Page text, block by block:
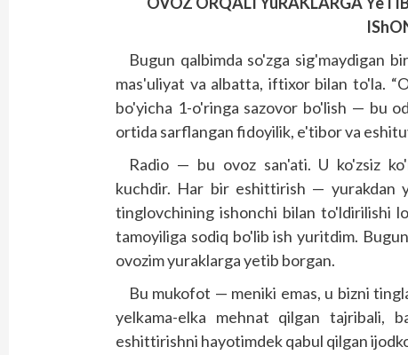
Bugun qalbimda so'zga sig'maydigan
mas'uliyat va albatta, iftixor bilan to'la.
bo'yicha 1-o'ringa sazovor bo'lish — bu
ortida sarflangan fidoyilik, e'tibor va
Radio — bu ovoz san'ati. U ko'zsiz
kuchdir. Har bir eshittirish — yurakdan
tinglovchining ishonchi bilan to'ldirilishi
tamoyiliga sodiq bo'lib ish yuritdim.
ovozim yuraklarga yetib borgan.
Bu mukofot — meniki emas, u bizni
yelkama-elka mehnat qilgan tajribali,
eshittirishni hayotimdek qabul qilgan